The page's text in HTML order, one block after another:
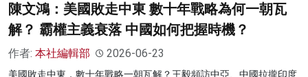
陳文鴻：美國敗走中東 數十年戰略為何一朝瓦
解？ 霸權主義衰落 中國如何把握時機？
作者: 本社編輯部 2026-06-23
美國敗走中東，數十年戰略一朝瓦解？王毅頻訪中亞、中國拉攏印度